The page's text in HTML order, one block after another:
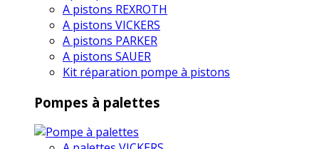
A pistons REXROTH
A pistons VICKERS
A pistons PARKER
A pistons SAUER
Kit réparation pompe à pistons
Pompes à palettes